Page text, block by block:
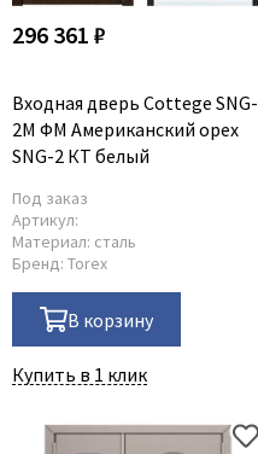
296 361 ₽
Входная дверь Cottege SNG-
2M ФM Американский орех
SNG-2 КТ белый
Под заказ
Артикул:
Материал: сталь
Бренд: Torex
В корзину
Купить в 1 клик